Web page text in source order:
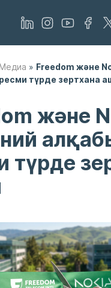
Медиа » Freedom және
түрде зертхана
және
түрде